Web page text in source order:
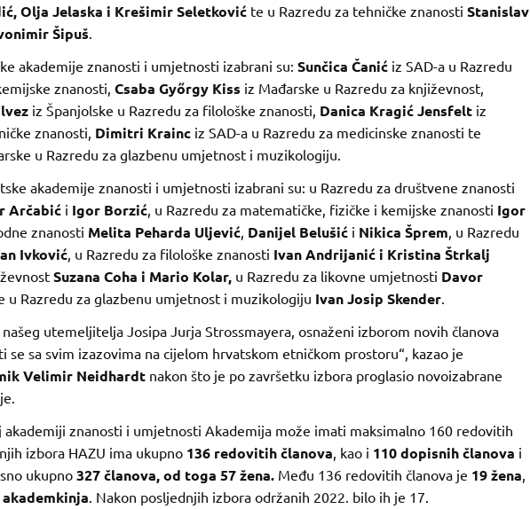
Olja Jelaska i Krešimir Seletkovićte u Razredu za tehničke znanosti Stanislav
Šipuš
akademije znanosti i umjetnosti izabrani su: Sunčica Čanićiz SAD-a u Razredu
znanosti, Csaba Győrgy Kiss iz Mađarske u Razredu za književnost,
iz Španjolske u Razredu za filološke znanosti, Danica Kragić Jensfeltiz
znanosti, Dimitri Krainciz SAD-a u Razredu za medicinske znanosti te
u Razredu za glazbenu umjetnost i muzikologiju.
akademije znanosti i umjetnosti izabrani su: u Razredu za društvene znanosti
Arčabić i Igor Borzić, u Razredu za matematičke, fizičke i kemijske znanosti Igor
znanosti Melita Peharda Uljević, Danijel Belušić i Nikica Šprem , u Razredu
Ivković, u Razredu za filološke znanosti Ivan Andrijanić i Kristina Štrkalj
Suzana Coha i Mario Kolar, u Razredu za likovne umjetnosti Davor
u Razredu za glazbenu umjetnost i muzikologiju Ivan Josip Skender.
našeg utemeljitelja Josipa Jurja Strossmayera, osnaženi izborom novih članova
se sa svim izazovima na cijelom hrvatskom etničkom prostoru“, kazao je
Velimir Neidhardtnakon što je po završetku izbora proglasio novoizabrane
akademiji znanosti i umjetnosti Akademija može imati maksimalno 160 redovitih
izbora HAZU ima ukupno 136 redovitih članova , kao i 110 dopisnih članova i
ukupno 327 članova, od toga 57 žena. Među 136 redovitih članova je 19 žena
. Nakon posljednjih izbora održanih 2022. bilo ih je 17.